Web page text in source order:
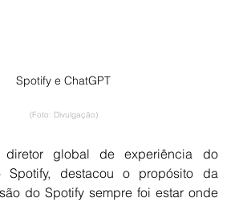
Spotify e ChatGPT
(Foto: Divulgação)
diretor global de experiência do
Spotify, destacou o propósito da
do Spotify sempre foi estar onde